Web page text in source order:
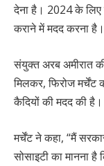
देना है। 2024 के
कराने में मदद करना है।
संयुक्त अरब अमीरात
मिलकर, फिरोज
कैदियों की मदद की है।
मर्चेंट ने कहा, “मैं
सोसाइटी का मानना